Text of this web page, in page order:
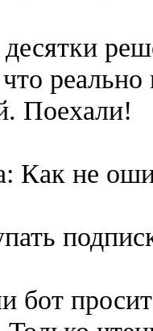
десятки
Поехали!
Как не
бот